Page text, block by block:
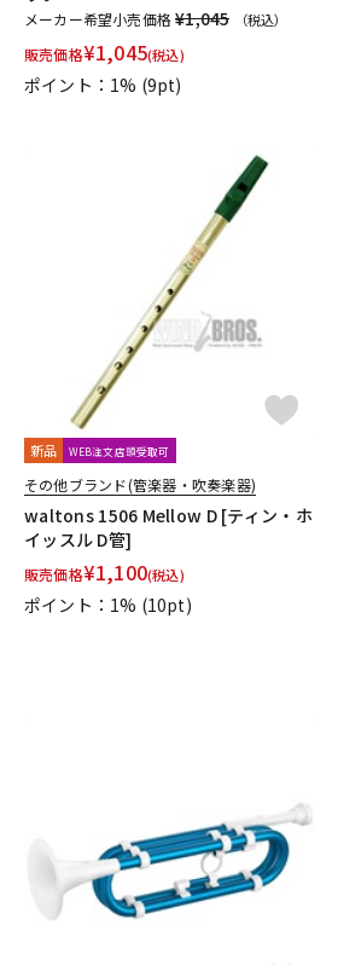
CG Mouthpiece
PATRICK
メーカー希望小売価格¥1,045 （税込）
販売価格¥1,045(税込)
ポイント：1% (9pt)
新品 WEB注文店頭受取可
その他ブランド(管楽器・吹奏楽器)
waltons 1506 Mellow D [ティン・ホ
イッスル D管]
販売価格¥1,100(税込)
ポイント：1% (10pt)